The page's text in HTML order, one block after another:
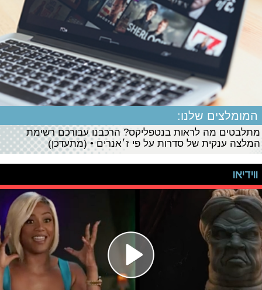
המומלצים שלנו:
מתלבטים מה לראות בנטפליקס? הרכבנו עבורכם רשימת
המלצה ענקית של סדרות על פי ז׳אנרים • (מתעדכן)
ווידיאו